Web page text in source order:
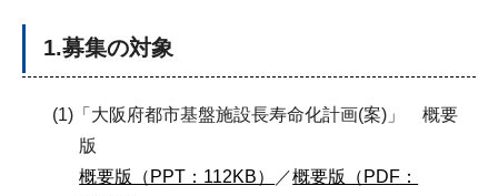
1.募集の対象
(1)「大阪府都市基盤施設長寿命化計画(案)」 概要
版
概要版（PPT：112KB）
／概要版（PDF：